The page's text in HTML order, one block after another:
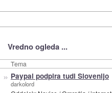
Vredno ogleda ...
Tema
» Paypal podpira tudi Slovenijo
darkolord